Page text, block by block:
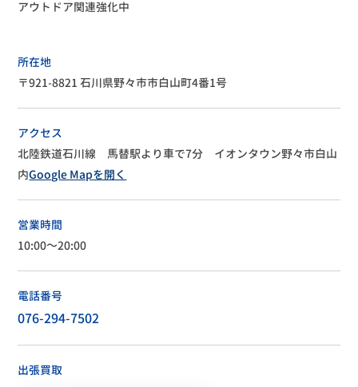
素敵な洋服がたくさん
所在地
〒921-8821 石川県野々市市白山町4番1号
アクセス
北陸鉄道石川線 馬替駅より車で7分 イオンタウン野々市白山
内Google Mapを開く
営業時間
10:00～20:00
電話番号
076-294-7502
出張買取